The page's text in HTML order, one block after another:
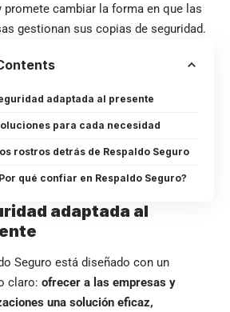
promete cambiar la forma en que las
gestionan sus copias de seguridad.
adaptada al presente
para cada necesidad
rostros detrás de Respaldo Seguro
qué confiar en Respaldo Seguro?
adaptada al
Seguro está diseñado con un
claro: ofrecer a las empresas y
una solución eficaz,